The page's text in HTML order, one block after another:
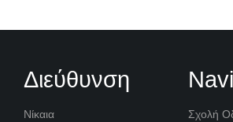
Διεύθυνση
Νίκαια
Σχολή